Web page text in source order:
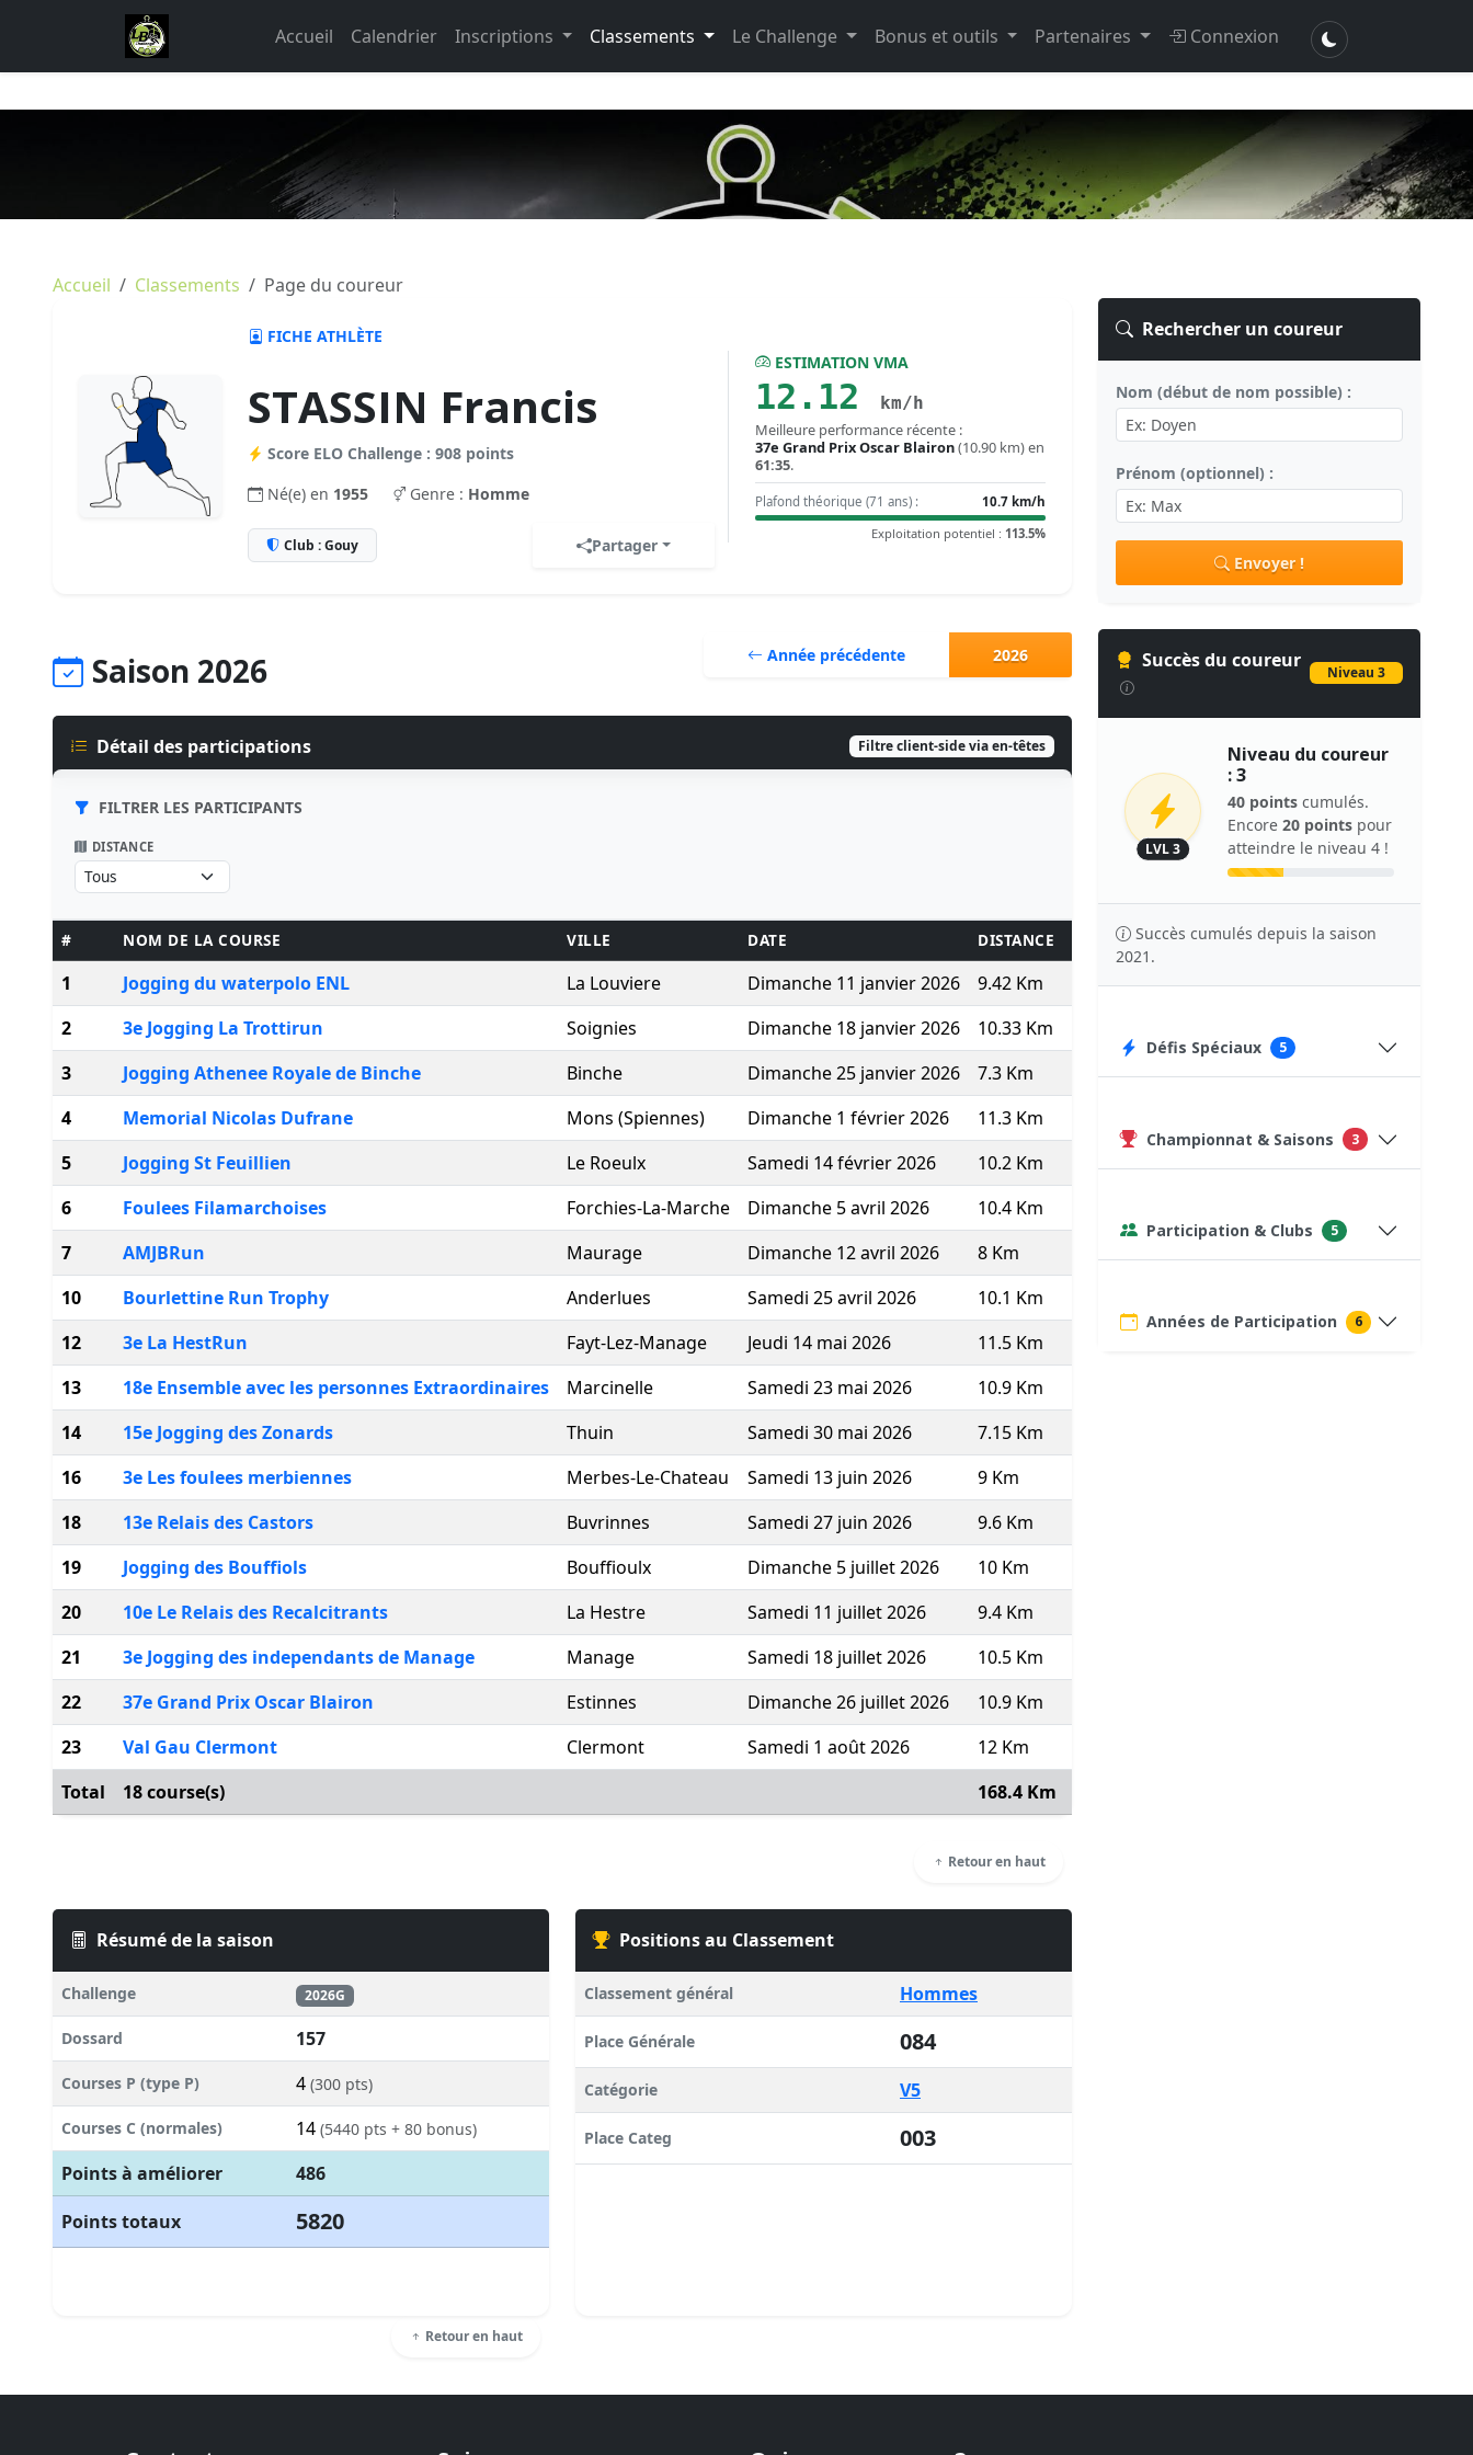
Accueil Calendrier Inscriptions Classements Le Challenge Bonus et outils Partenaires Connexion
Accueil Classements Page du coureur
FICHE ATHLÈTE
STASSIN Francis
Score ELO Challenge : 908 points
Né(e) en 1955 Genre : Homme
Club : Gouy Partager
ESTIMATION VMA
12.12 km/h
Meilleure performance récente :
37e Grand Prix Oscar Blairon(10.90 km) en
61:35.
Plafond théorique (71 ans) :
10.7 km/h
Exploitation potentiel : 113.5%
Saison 2026 Année précédente 2026
Détail des participations Filtre client-side via en-têtes
FILTRER LES PARTICIPANTS
DISTANCE
# NOM DE LA COURSE VILLE DATE DISTANCE KM/H TPS/KM TEMPS POINTS
1 Jogging du waterpolo ENL La Louviere Dimanche 11 janvier 2026 9.42 Km 10.21 5'53'' 55:21
527
2
3e Jogging La Trottirun Soignies Dimanche 18 janvier 2026 10.33 Km
3
Jogging Athenee Royale de Binche Binche Dimanche 25 janvier 2026 7.3 Km 9.91 6'03'' 44:11 75 (Course type P)
4 Memorial Nicolas Dufrane Mons (Spiennes) Dimanche 1 février 2026 11.3 Km
5
Jogging St Feuillien Le Roeulx Samedi 14 février 2026 10.2 Km 11.22 5'21'' 54:33
601
6
Foulees Filamarchoises Forchies-La-Marche Dimanche 5 avril 2026 10.4 Km
7
AMJBRun Maurage Dimanche 12 avril 2026 8 Km
10 Bourlettine Run Trophy Anderlues Samedi 25 avril 2026 10.1 Km
12 3e La HestRun Fayt-Lez-Manage Jeudi 14 mai 2026 11.5 Km
13
18e Ensemble avec les personnes Extraordinaires Marcinelle Samedi 23 mai 2026 10.9 Km
14
15e Jogging des Zonards Thuin Samedi 30 mai 2026 7.15 Km
16 3e Les foulees merbiennes Merbes-Le-Chateau Samedi 13 juin 2026 9 Km
18
13e Relais des Castors Buvrinnes Samedi 27 juin 2026 9.6 Km
19 Jogging des Bouffiols Bouffioulx Dimanche 5 juillet 2026 10 Km
20 10e Le Relais des Recalcitrants La Hestre Samedi 11 juillet 2026 9.4 Km
21 3e Jogging des independants de Manage Manage Samedi 18 juillet 2026 10.5 Km
22
37e Grand Prix Oscar Blairon Estinnes Dimanche 26 juillet 2026 10.9 Km
23
Val Gau Clermont Clermont Samedi 1 août 2026 12 Km
Total 18 course(s) 168.4 Km
Retour en haut
Résumé de la saison
Challenge 2026G
Dossard 157
Courses P (type P) 4 (300 pts)
Courses C (normales) 14 (5440 pts + 80 bonus)
Points à améliorer
486
Points totaux
5820
Retour en haut
Positions au Classement
Classement général Hommes
Place Générale 084
Catégorie V5
Place Categ 003
Rechercher un coureur
Nom (début de nom possible) :
Prénom (optionnel) :
Envoyer !
Succès du coureur
Niveau 3
LVL 3
Niveau du coureur
: 3
40 points cumulés.
Encore 20 points pour
atteindre le niveau 4 !
Succès cumulés depuis la saison
2021.
Défis Spéciaux 5
Championnat & Saisons 3
Participation & Clubs 5
Années de Participation 6